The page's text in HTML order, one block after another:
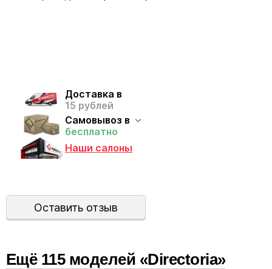
Доставка в
15 рублей
Самовывоз в
бесплатно
Наши салоны
Оставить отзыв
Ещё 115 моделей «Directoria»